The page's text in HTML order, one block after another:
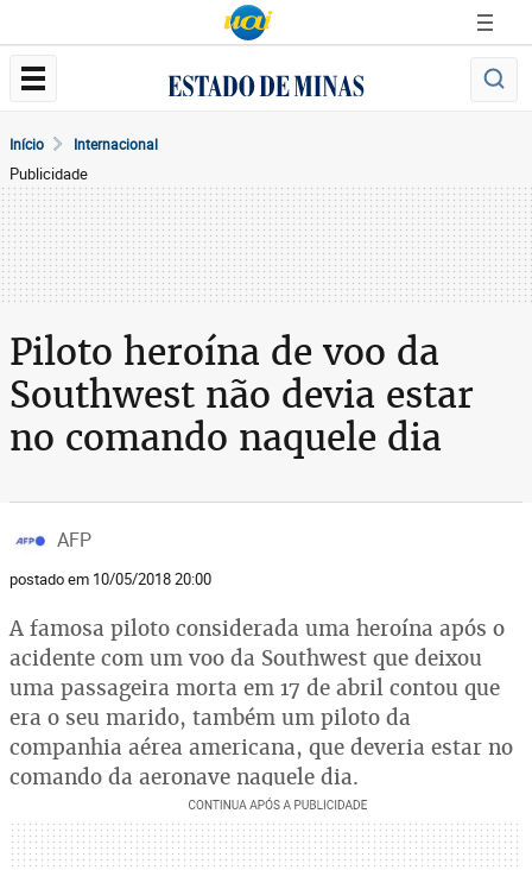
Início Internacional
Publicidade
Piloto heroína de voo da
Southwest não devia estar
no comando naquele dia
AFP
postado em 10/05/2018 20:00
A famosa piloto considerada uma heroína após o
acidente com um voo da Southwest que deixou
uma passageira morta em 17 de abril contou que
era o seu marido, também um piloto da
companhia aérea americana, que deveria estar no
comando da aeronave naquele dia.